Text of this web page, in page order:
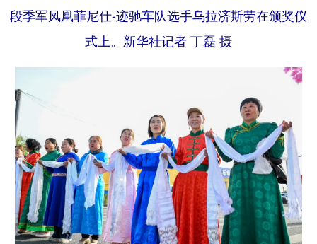
段季军凤凰菲尼仕-迹驰车队选手乌拉济斯劳在颁奖仪
式上。新华社记者 丁磊 摄